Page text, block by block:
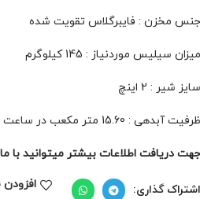
مخزن : فایبرگلاس تقویت شده
سیلیس موردنیاز : 145 کیلوگرم
شیر : 2 اینچ
آبدهی : 15.60 متر مکعب در ساعت
دریافت اطلاعات بیشتر میتوانید با ما
گذاری: